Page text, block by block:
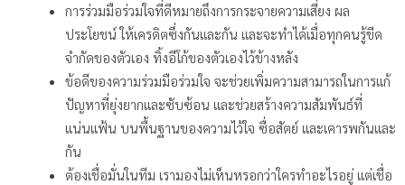
การร่วมมือร่วมใจที่ดีหมายถึงการกระจายความเสี่ยง ผล
ประโยชน์ ให้เครดิตซึ่งกันและกัน และจะทำได้เมื่อทุกคนรู้ขีด
จำกัดของตัวเอง ทิ้งอีโก้ของตัวเองไว้ข้างหลัง
ข้อดีของความร่วมมือร่วมใจ จะช่วยเพิ่มความสามารถในการแก้
ปัญหาที่ยุ่งยากและซับซ้อน และช่วยสร้างความสัมพันธ์ที่
แน่นแฟ้น บนพื้นฐานของความไว้ใจ ซื่อสัตย์ และเคารพกันและ
กัน
ต้องเชื่อมั่นในทีม เรามองไม่เห็นหรอกว่าใครทำอะไรอยู่ แต่เชื่อ